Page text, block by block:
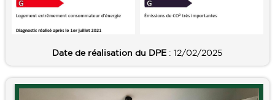
Date de réalisation du DPE : 12/02/2025